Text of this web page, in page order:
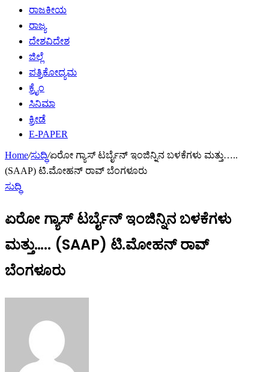
ರಾಜಕೀಯ
ರಾಜ್ಯ
ದೇಶವಿದೇಶ
ಜಿಲ್ಲೆ
ಪತ್ರಿಕೋದ್ಯಮ
ಕ್ರೈಂ
ಸಿನಿಮಾ
ಕ್ರೀಡೆ
E-PAPER
Home/ಸುದ್ಧಿ/ಏರೋ ಗ್ಯಾಸ್ ಟರ್ಬೈನ್ ಇಂಜಿನ್ನಿನ ಬಳಕೆಗಳು ಮತ್ತು…..
(SAAP) ಟಿ.ಮೋಹನ್ ರಾವ್ ಬೆಂಗಳೂರು
ಸುದ್ಧಿ
ಏರೋ ಗ್ಯಾಸ್ ಟರ್ಬೈನ್ ಇಂಜಿನ್ನಿನ ಬಳಕೆಗಳು
ಮತ್ತು….. (SAAP) ಟಿ.ಮೋಹನ್ ರಾವ್
ಬೆಂಗಳೂರು